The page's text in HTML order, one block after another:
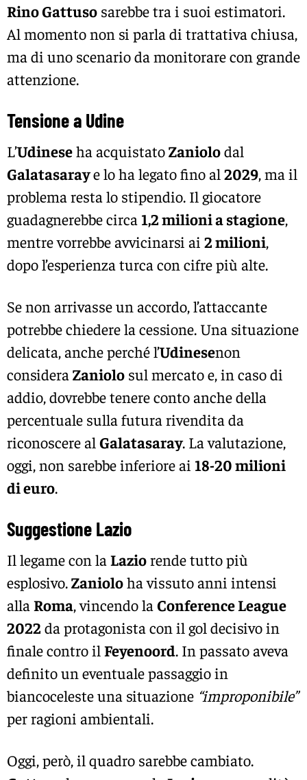
Rino Gattuso sarebbe tra i suoi estimatori.
Al momento non si parla di trattativa chiusa,
ma di uno scenario da monitorare con grande
attenzione.
Tensione a Udine
L’Udineseha acquistatoZaniolodal
Galatasaraye lo ha legato fino al 2029, ma il
problema resta lo stipendio. Il giocatore
guadagnerebbe circa 1,2 milioni a stagione,
mentre vorrebbe avvicinarsi ai 2 milioni,
dopo l’esperienza turca con cifre più alte.
Se non arrivasse un accordo, l’attaccante
potrebbe chiedere la cessione. Una situazione
delicata, anche perché l’Udinesenon
considera Zaniolo sul mercato e, in caso di
addio, dovrebbe tenere conto anche della
percentuale sulla futura rivendita da
riconoscere al Galatasaray. La valutazione,
oggi, non sarebbe inferiore ai 18-20 milioni
di euro.
Suggestione Lazio
Il legame con la Laziorende tutto più
esplosivo.Zanioloha vissuto anni intensi
alla Roma, vincendo la Conference League
2022 da protagonista con il gol decisivo in
finale contro il Feyenoord. In passato aveva
definito un eventuale passaggio in
biancoceleste una situazione “improponibile”
per ragioni ambientali.
Oggi, però, il quadro sarebbe cambiato.